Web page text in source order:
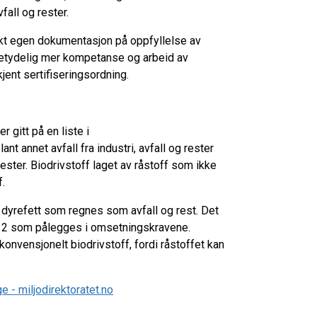
og rester.
egen dokumentasjon på oppfyllelse av
mer kompetanse og arbeid av
sertifiseringsordning.
gitt på en liste i
annet avfall fra industri, avfall og rester
Biodrivstoff laget av råstoff som ikke
som regnes som avfall og rest. Det
som pålegges i omsetningskravene.
biodrivstoff, fordi råstoffet kan
- miljodirektoratet.no